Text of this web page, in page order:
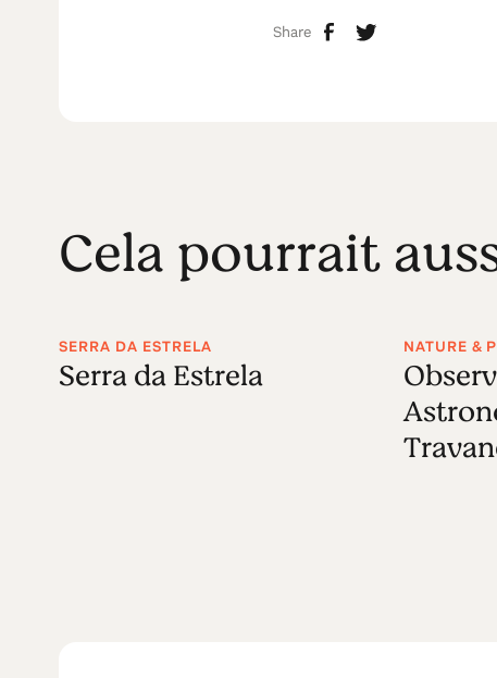
Share
Cela pourrait
SERRA DA ESTRELA
Serra da Estrela
NATURE &